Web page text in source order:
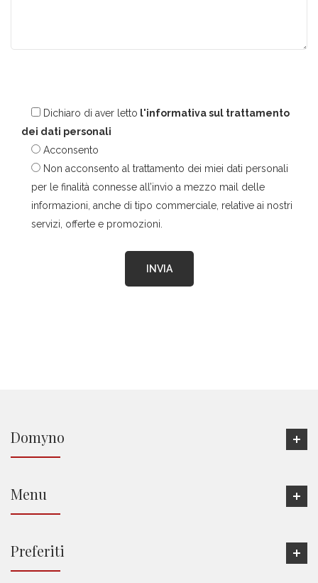
Dichiaro di aver letto l'informativa sul trattamento
dei dati personali
Acconsento
Non acconsento al trattamento dei miei dati personali
per le finalità connesse all’invio a mezzo mail delle
informazioni, anche di tipo commerciale, relative ai nostri
servizi, offerte e promozioni.
Domyno
Menu
Preferiti